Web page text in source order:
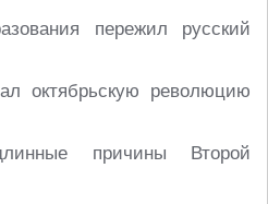
пережил русский
октябрьскую революцию
причины Второй